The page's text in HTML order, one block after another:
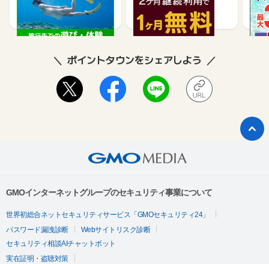
2.5% 990
ポイントタウンをシェアしよう
GMOインターネットグループのセキュリティ事業について
世界初総合ネットセキュリティサービス「GMOセキュリティ24」
パスワード漏洩診断
Webサイトリスク診断
セキュリティ相談AIチャットボット
実在証明・盗聴対策